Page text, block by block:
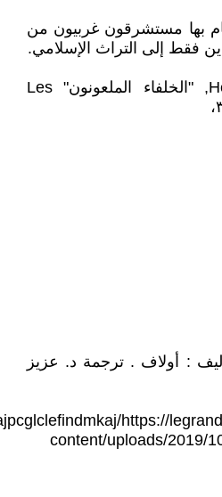
بناء قام بها مستشرقون غربيون من
فقط إلى التراث الإسلامي.
هاله وردي، Hela Ouardi, "الخلفاء الملعونون" Les
: أولاف . ترجمة د. عزيز
https://
content/uploads/2019/